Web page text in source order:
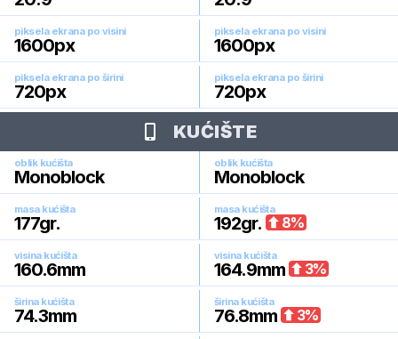
piksela ekrana po visini
1600px
piksela ekrana po visini
1600px
piksela ekrana po širini
720px
piksela ekrana po širini
720px
KUĆIŠTE
oblik kućišta
Monoblock
oblik kućišta
Monoblock
masa kućišta
177gr.
masa kućišta
192gr. 8%
visina kućišta
160.6mm
visina kućišta
164.9mm 3%
širina kućišta
74.3mm
širina kućišta
76.8mm 3%